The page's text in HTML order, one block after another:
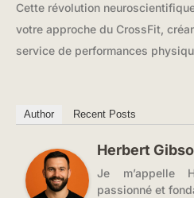
Cette révolution
votre approche du CrossFit,
service de performances
Author Recent Posts
Herbert
Je m’appelle
passionné et